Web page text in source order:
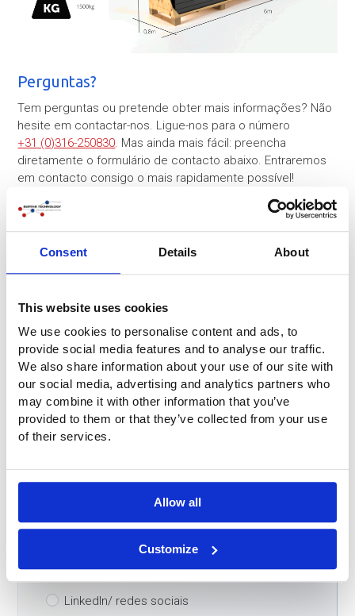
Consent Details About
This website uses cookies
We use cookies to personalise content and ads, to
provide social media features and to analyse our traffic.
We also share information about your use of our site with
our social media, advertising and analytics partners who
may combine it with other information that you’ve
provided to them or that they’ve collected from your use
of their services.
Allow all
Customize
Perguntas?
Tem perguntas ou pretende obter mais informações? Não
hesite em contactar-nos. Ligue-nos para o número
+31 (0)316-250830. Mas ainda mais fácil: preencha
diretamente o formulário de contacto abaixo. Entraremos
em contacto consigo o mais rapidamente possível!
Azienda
Telefono*
E-mail*
Come ha trovato la nostra azienda?*
Motor de busca
ChatGPT / IA
LinkedIn/ redes sociais